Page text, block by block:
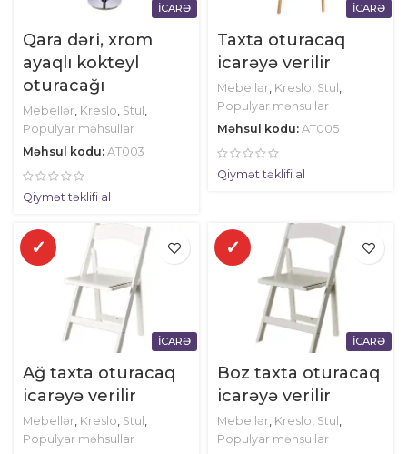
İCARƏ
Qara dəri, xrom
ayaqlı kokteyl
oturacağı
Mebellər Kreslo Stul
Populyar məhsullar
Məhsul kodu: AT003
Qiymət təklifi al
İCARƏ
Taxta oturacaq
icarəyə verilir
Mebellər Kreslo Stul
Populyar məhsullar
Məhsul kodu: AT005
Qiymət təklifi al
İCARƏ
✓
Ağ taxta oturacaq
icarəyə verilir
Mebellər, Kreslo, Stul ,
Populyar məhsullar
İCARƏ
✓
Boz taxta oturacaq
icarəyə verilir
Mebellər, Kreslo, Stul ,
Populyar məhsullar